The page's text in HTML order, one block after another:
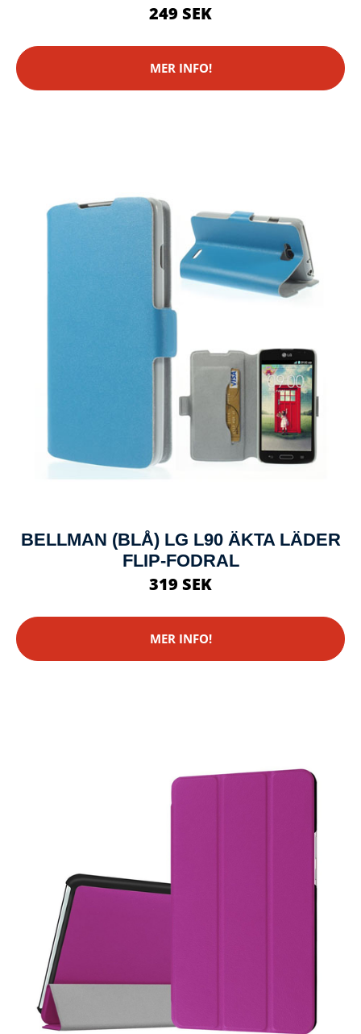
249 SEK
MER INFO!
BELLMAN (BLÅ) LG L90 ÄKTA LÄDER
FLIP-FODRAL
319 SEK
MER INFO!